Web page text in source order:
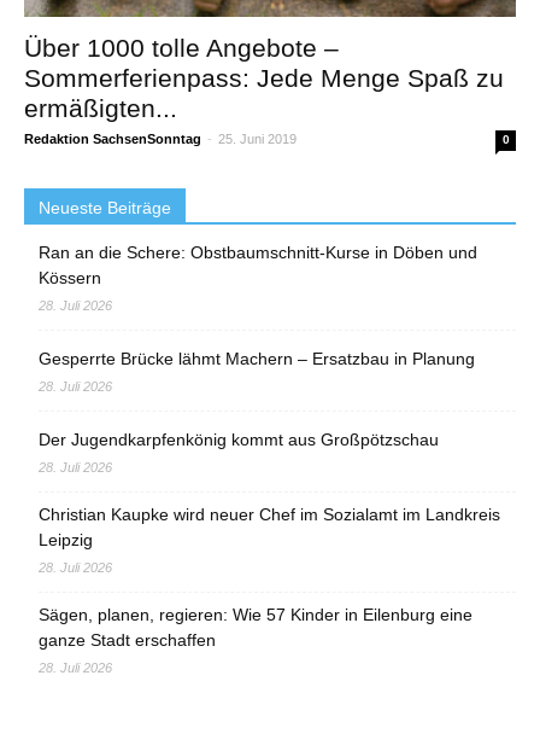
Über 1000 tolle Angebote –
Sommerferienpass: Jede Menge Spaß zu
ermäßigten...
Redaktion SachsenSonntag - 25. Juni 2019 0
Neueste Beiträge
Ran an die Schere: Obstbaumschnitt-Kurse in Döben und
Kössern
28. Juli 2026
Gesperrte Brücke lähmt Machern – Ersatzbau in Planung
28. Juli 2026
Der Jugendkarpfenkönig kommt aus Großpötzschau
28. Juli 2026
Christian Kaupke wird neuer Chef im Sozialamt im Landkreis
Leipzig
28. Juli 2026
Sägen, planen, regieren: Wie 57 Kinder in Eilenburg eine
ganze Stadt erschaffen
28. Juli 2026